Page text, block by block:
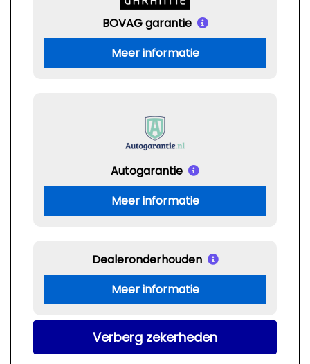
BOVAG garantie
Meer informatie
Autogarantie
Meer informatie
Dealeronderhouden
Meer informatie
Verberg zekerheden